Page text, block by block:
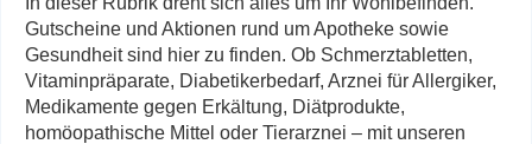
Gutscheine und Aktionen rund um Apotheke sowie
Gesundheit sind hier zu finden. Ob Schmerztabletten,
Vitaminpräparate, Diabetikerbedarf, Arznei für Allergiker,
Medikamente gegen Erkältung, Diätprodukte,
homöopathische Mittel oder Tierarznei – mit unseren